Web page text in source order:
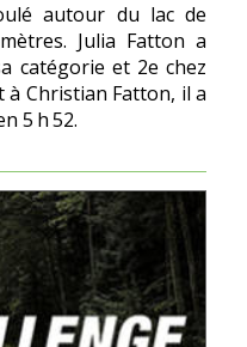
autour du lac de
Julia Fatton a
catégorie et 2e chez
à Christian Fatton, il a
5 h 52.